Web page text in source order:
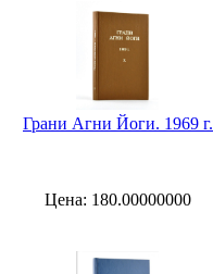
Грани Агни Йоги. 1969 г.
Цена: 180.00000000